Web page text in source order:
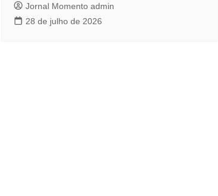
Jornal Momento admin
28 de julho de 2026